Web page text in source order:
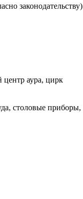
центр аура, цирк
столовые